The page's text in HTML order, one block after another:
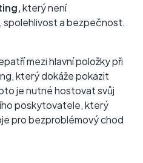
který není
spolehlivost a bezpečnost.
mezi hlavní položky při
který dokáže pokazit
je nutné hostovat svůj
poskytovatele, který
pro bezproblémový chod